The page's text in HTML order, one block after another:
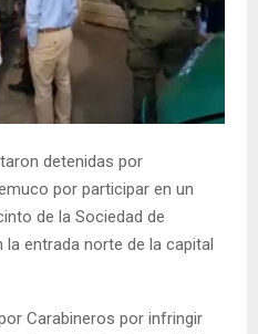
detenidas por
por participar en un
de la Sociedad de
entrada norte de la capital
Carabineros por infringir